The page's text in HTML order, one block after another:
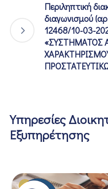
Περιληπτική
διαγωνισμού
12468/10-03-
«ΣΥΣΤΗΜΑΤΟΣ
Υπηρεσίες
Εξυπηρέτησης